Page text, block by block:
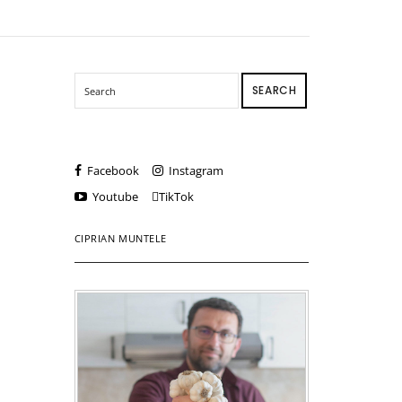
SEARCH
Facebook
Instagram
Youtube
TikTok
CIPRIAN MUNTELE